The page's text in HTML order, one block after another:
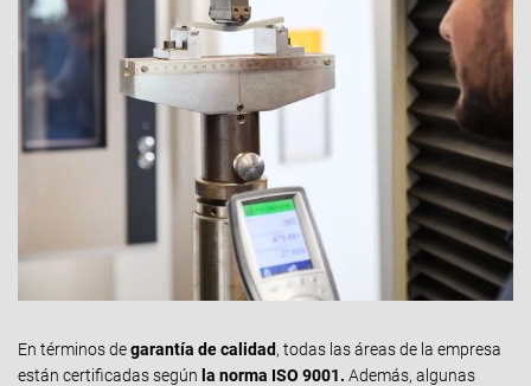
En términos degarantía de calidad, todas las áreas de la empresa
están certificadas según la norma ISO 9001. Además, algunas